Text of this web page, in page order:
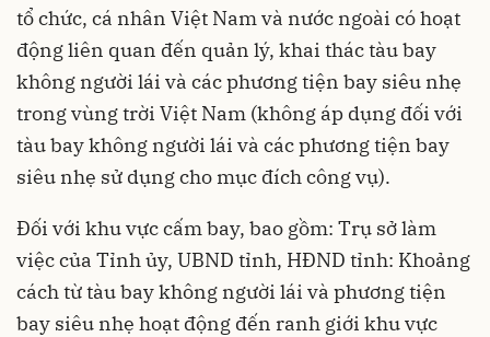
tổ chức, cá nhân Việt Nam và nước ngoài có hoạt
động liên quan đến quản lý, khai thác tàu bay
không người lái và các phương tiện bay siêu nhẹ
trong vùng trời Việt Nam (không áp dụng đối với
tàu bay không người lái và các phương tiện bay
siêu nhẹ sử dụng cho mục đích công vụ).
Đối với khu vực cấm bay, bao gồm: Trụ sở làm
việc của Tỉnh ủy, UBND tỉnh, HĐND tỉnh: Khoảng
cách từ tàu bay không người lái và phương tiện
bay siêu nhẹ hoạt động đến ranh giới khu vực